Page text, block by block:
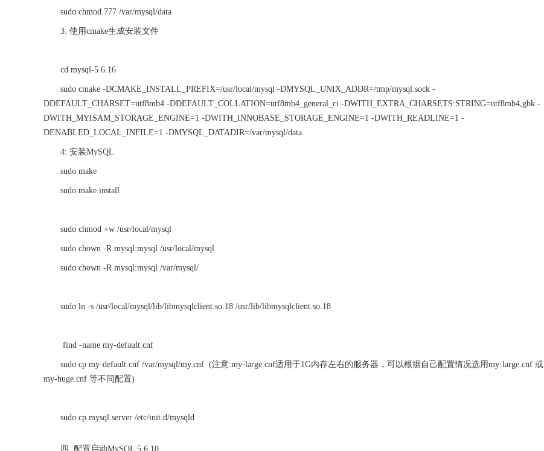
sudo chmod 777 /var/mysql/data
3: 使用cmake生成安装文件
cd mysql-5.6.16
sudo cmake -DCMAKE_INSTALL_PREFIX=/usr/local/mysql -DMYSQL_UNIX_ADDR=/tmp/mysql.sock -
DDEFAULT_CHARSET=utf8mb4 -DDEFAULT_COLLATION=utf8mb4 _general_ci -DWITH_EXTRA_CHARSETS:STRING=utf8mb4 ,gbk -
DWITH_MYISAM_STORAGE_ENGINE=1 -DWITH_INNOBASE_STORAGE_ENGINE=1 -DWITH_READLINE=1 -
DENABLED_LOCAL_INFILE=1 -DMYSQL_DATADIR=/var/mysql/data
4: 安装MySQL
sudo make
sudo make install
sudo chmod +w /usr/local/mysql
sudo chown -R mysql:mysql /usr/local/mysql
sudo chown -R mysql:mysql /var/mysql/
sudo ln -s /usr/local/mysql/lib/libmysqlclient.so.18 /usr/lib/libmysqlclient.so.18
find -name my-default.cnf
sudo cp my-default.cnf /var/mysql/my.cnf (注意:my-large.cnf适用于1G内存左右的服务器，可以根据自己配置情况选用my-large.cnf 或
my-huge.cnf 等不同配置)
sudo cp mysql.server /etc/init.d/mysqld
四. 配置启动MySQL 5.6.10